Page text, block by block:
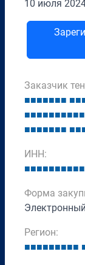
10 июля
Заказчик
■■■■■■■ ■■
■■■■■■■■■■
■■■■■■■ ■■
ИНН:
■■■■■■■■■■
Форма
Регион:
■■■■■■■■■